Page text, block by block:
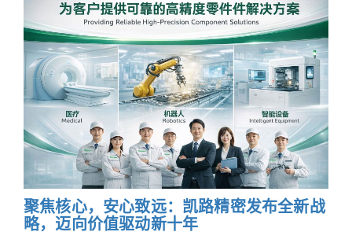
聚焦核心，安心致远：凯路精密发布全新战
略，迈向价值驱动新十年